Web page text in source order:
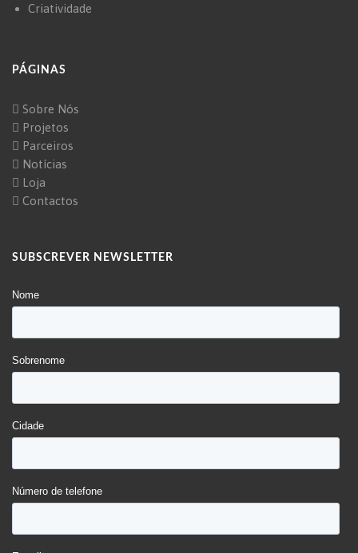
Criatividade
PÁGINAS
Sobre Nós
Projetos
Parceiros
Notícias
Loja
Contactos
SUBSCREVER NEWSLETTER